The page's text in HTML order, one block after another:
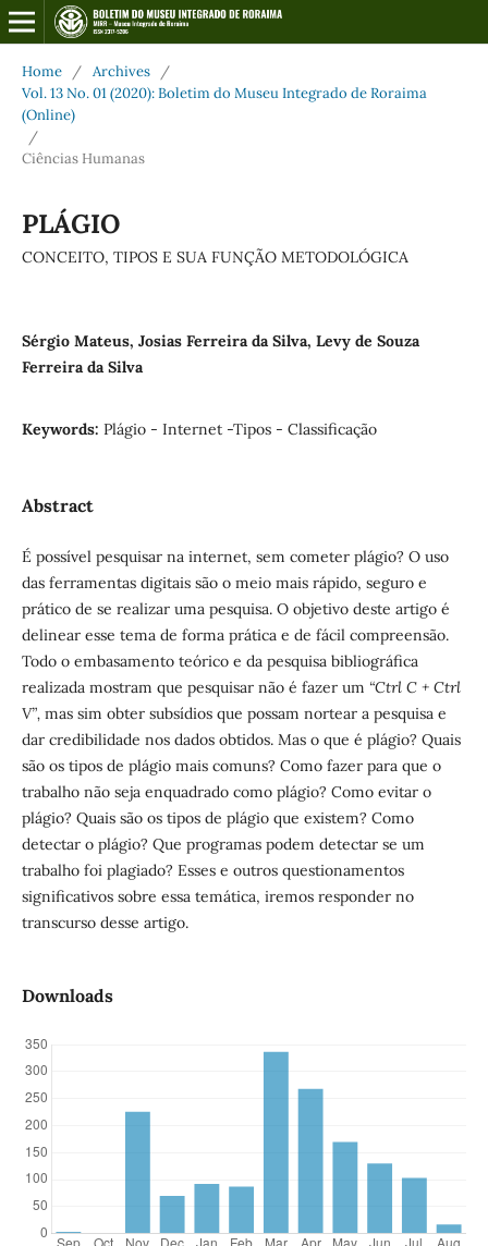
Home / Archives
/
Vol. 13 No. 01 (2020): Boletim do Museu Integrado de Roraima
(Online)
/
Ciências Humanas
PLÁGIO
CONCEITO, TIPOS E SUA FUNÇÃO METODOLÓGICA
Sérgio Mateus, Josias Ferreira da Silva, Levy de Souza
Ferreira da Silva
Keywords: Plágio - Internet -Tipos - Classificação
Abstract
É possível pesquisar na internet, sem cometer plágio? O uso
das ferramentas digitais são o meio mais rápido, seguro e
prático de se realizar uma pesquisa. O objetivo deste artigo é
delinear esse tema de forma prática e de fácil compreensão.
Todo o embasamento teórico e da pesquisa bibliográfica
realizada mostram que pesquisar não é fazer um “Ctrl C + Ctrl
V”,mas sim obter subsídios que possam nortear a pesquisa e
dar credibilidade nos dados obtidos. Mas o que é plágio? Quais
são os tipos de plágio mais comuns? Como fazer para que o
trabalho não seja enquadrado como plágio? Como evitar o
plágio? Quais são os tipos de plágio que existem? Como
detectar o plágio? Que programas podem detectar se um
trabalho foi plagiado? Esses e outros questionamentos
significativos sobre essa temática, iremos responder no
transcurso desse artigo.
Downloads